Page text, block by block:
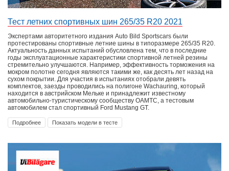
Тест летних спортивных шин 265/35 R20 2021
Экспертами авторитетного издания Auto Bild Sportscars были
протестированы спортивные летние шины в типоразмере 265/35 R20.
Актуальность данных испытаний обусловлена тем, что в последние
годы эксплуатационные характеристики спортивной летней резины
стремительно улучшаются. Например, эффективность торможения на
мокром полотне сегодня являются такими же, как десять лет назад на
сухом покрытии. Для участия в испытаниях отобрали девять
комплектов, заезды проводились на полигоне Wachauring, который
находится в австрийском Мельке и принадлежит известному
автомобильно-туристическому сообществу OAMTC, а тестовым
автомобилем стал спортивный Ford Mustang GT.
Подробнее Показать модели в тесте